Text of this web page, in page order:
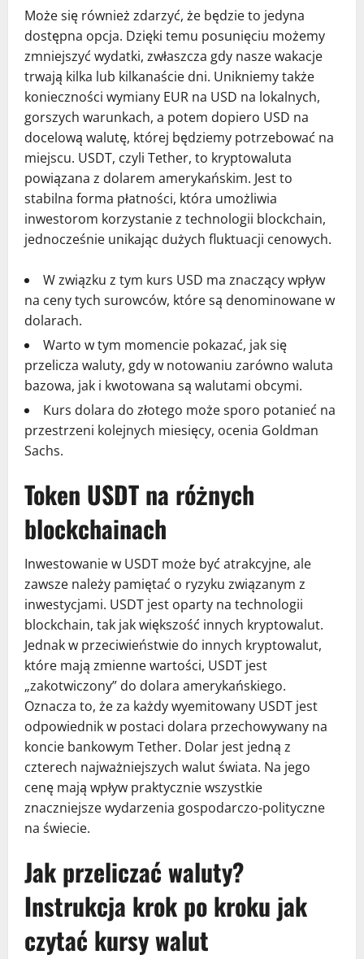
Może się również zdarzyć, że będzie to jedyna
dostępna opcja. Dzięki temu posunięciu możemy
zmniejszyć wydatki, zwłaszcza gdy nasze wakacje
trwają kilka lub kilkanaście dni. Unikniemy także
konieczności wymiany EUR na USD na lokalnych,
gorszych warunkach, a potem dopiero USD na
docelową walutę, której będziemy potrzebować na
miejscu. USDT, czyli Tether, to kryptowaluta
powiązana z dolarem amerykańskim. Jest to
stabilna forma płatności, która umożliwia
inwestorom korzystanie z technologii blockchain,
jednocześnie unikając dużych fluktuacji cenowych.
W związku z tym kurs USD ma znaczący wpływ
na ceny tych surowców, które są denominowane w
dolarach.
Warto w tym momencie pokazać, jak się
przelicza waluty, gdy w notowaniu zarówno waluta
bazowa, jak i kwotowana są walutami obcymi.
Kurs dolara do złotego może sporo potanieć na
przestrzeni kolejnych miesięcy, ocenia Goldman
Sachs.
Token USDT na różnych
blockchainach
Inwestowanie w USDT może być atrakcyjne, ale
zawsze należy pamiętać o ryzyku związanym z
inwestycjami. USDT jest oparty na technologii
blockchain, tak jak większość innych kryptowalut.
Jednak w przeciwieństwie do innych kryptowalut,
które mają zmienne wartości, USDT jest
„zakotwiczony” do dolara amerykańskiego.
Oznacza to, że za każdy wyemitowany USDT jest
odpowiednik w postaci dolara przechowywany na
koncie bankowym Tether. Dolar jest jedną z
czterech najważniejszych walut świata. Na jego
cenę mają wpływ praktycznie wszystkie
znaczniejsze wydarzenia gospodarczo-polityczne
na świecie.
Jak przeliczać waluty?
Instrukcja krok po kroku jak
czytać kursy walut